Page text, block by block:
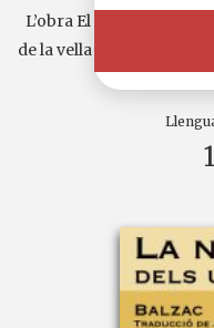
L’obra El gabinet dels
de la vella noblesa de